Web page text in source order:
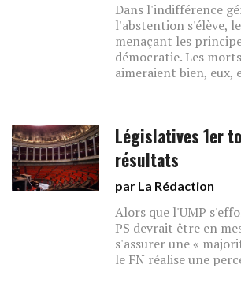
Dans l'indifférence
l'abstention s'élève,
menaçant les
démocratie. Les
aimeraient bien, eux,
Législatives 1er
résultats
par La Rédaction
Alors que l'UMP
PS devrait être en
s'assurer une «
le FN réalise une